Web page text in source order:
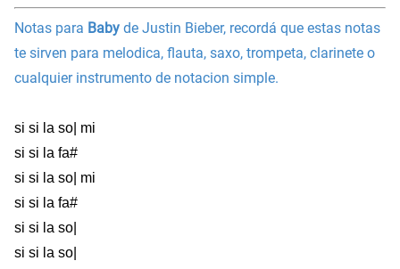
Notas para Baby de Justin Bieber, recordá que estas notas
te sirven para melodica, flauta, saxo, trompeta, clarinete o
cualquier instrumento de notacion simple.
si si la so| mi
si si la fa#
si si la so| mi
si si la fa#
si si la so|
si si la so|